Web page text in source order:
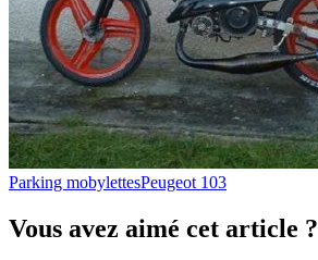
Parking mobylettesPeugeot 103
Vous avez aimé cet article ?